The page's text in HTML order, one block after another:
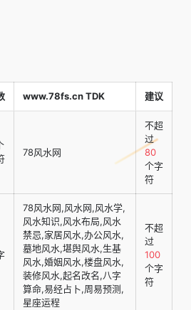
www.78fs.cn TDK 建议
78风水网
不超
过
80
个字
符
78风水网,风水网,风水学,
风水知识,风水布局,风水
禁忌,家居风水,办公风水,
墓地风水,堪舆风水,生基
风水,婚姻风水,楼盘风水,
装修风水,起名改名,八字
算命,易经占卜,周易预测,
星座运程
不超
过
100
个字
符